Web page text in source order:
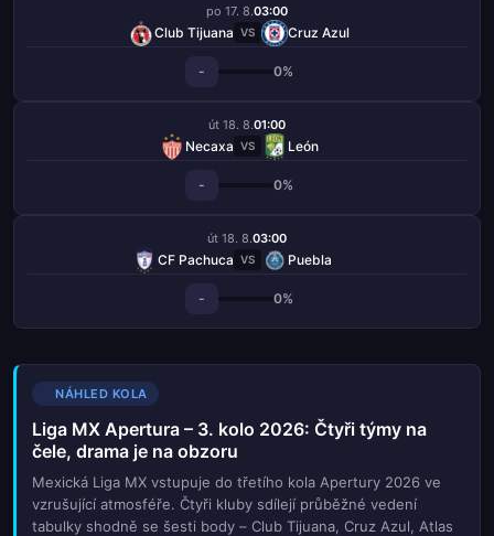
po 17. 8.03:00
Club Tijuana VS Cruz Azul
- 0%
út 18. 8.01:00
Necaxa VS León
- 0%
út 18. 8.03:00
CF Pachuca VS Puebla
- 0%
NÁHLED KOLA
Liga MX Apertura – 3. kolo 2026: Čtyři týmy na
čele, drama je na obzoru
Mexická Liga MX vstupuje do třetího kola Apertury 2026 ve
vzrušující atmosféře. Čtyři kluby sdílejí průběžné vedení
tabulky shodně se šesti body – Club Tijuana, Cruz Azul, Atlas